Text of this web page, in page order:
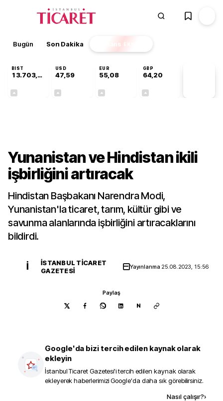
Bugün Son Dakika Finans EKSTRA
BIST
13.703,13
USD
47,59
EUR
55,08
GBP
64,20
Yunanistan ve Hindistan ikili
işbirliğini artıracak
Hindistan Başbakanı Narendra Modi,
Yunanistan'la ticaret, tarım, kültür gibi ve
savunma alanlarında işbirliğini artıracaklarını
bildirdi.
İ
İSTANBUL TICARET
GAZETESI
Yayınlanma 25.08.2023, 15:56
Paylaş
N
Google'da bizi tercih edilen kaynak olarak
ekleyin
İstanbul Ticaret Gazetesi'i tercih edilen kaynak olarak
ekleyerek haberlerimizi Google'da daha sık görebilirsiniz.
Nasıl çalışır?›